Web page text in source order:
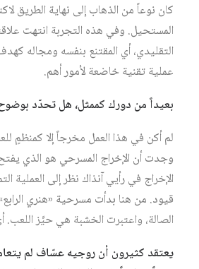
كان نوعاً من الذهاب إلى نهاية الطريق
المستحيل. وفي هذه التجربة انتهت
التقليدي، أي المقتنع بنفسه ومجاله
عملية تقنية خاضعة لأمور أهم.
بعيداً من دورك كممثل، هل تحدّد
لم أكن في هذا العمل مخرجاً إلا كمنظمٍ
وجدت أن الإخراج المسرحي هو الذي
الإخراج في رأيي آنذاك نظر إلى العملية
قيود. من هنا بدأت مسرحية «هنري
الصالة، واعتبرت الخشبة هي حيِّز اللعب.
يعتقد كثيرون أن روجيه عسّاف لم